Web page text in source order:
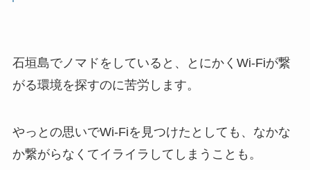
石垣島でノマドをしていると、とにかくWi-Fiが繋
がる環境を探すのに苦労します。
やっとの思いでWi-Fiを見つけたとしても、なかな
か繋がらなくてイライラしてしまうことも。